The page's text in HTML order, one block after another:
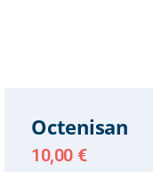
Octenisan
10,00 €